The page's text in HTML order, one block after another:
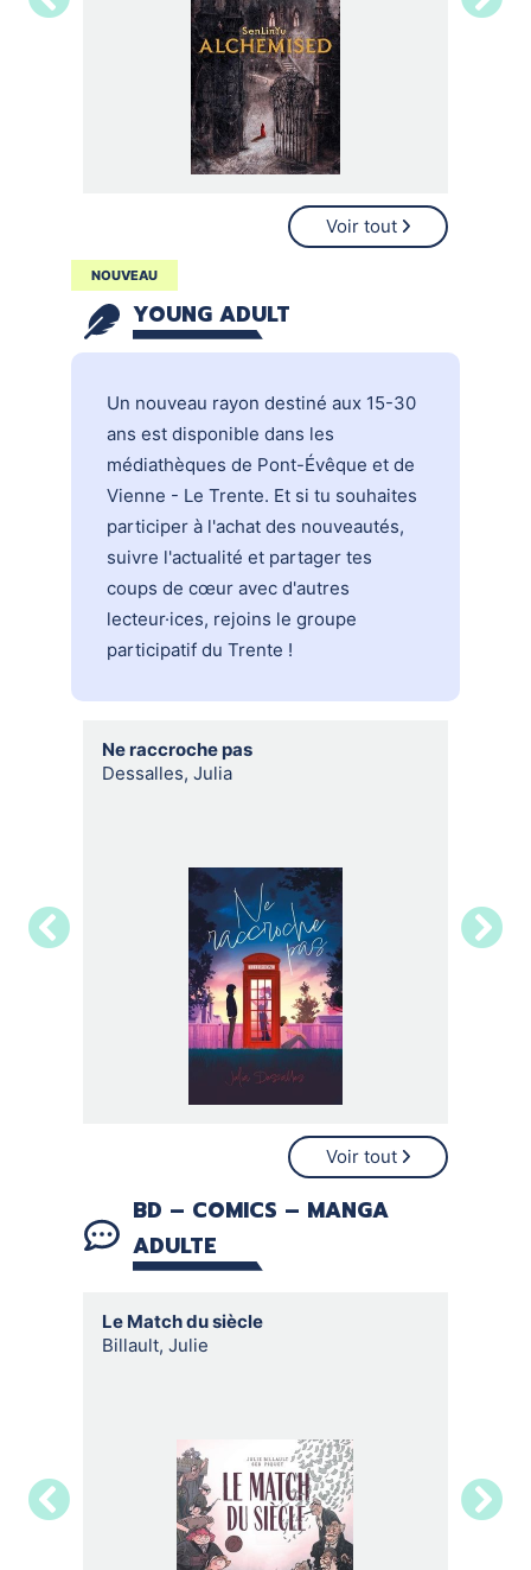
Voir tout
NOUVEAU
YOUNG ADULT
Un nouveau rayon destiné aux 15-30
ans est disponible dans les
médiathèques de Pont-Évêque et de
Vienne - Le Trente. Et si tu souhaites
participer à l'achat des nouveautés,
suivre l'actualité et partager tes
coups de cœur avec d'autres
lecteur·ices, rejoins le groupe
participatif du Trente !
Ne raccroche pas
Dessalles, Julia
Voir tout
BD – COMICS – MANGA
ADULTE
Le Match du siècle
Billault, Julie